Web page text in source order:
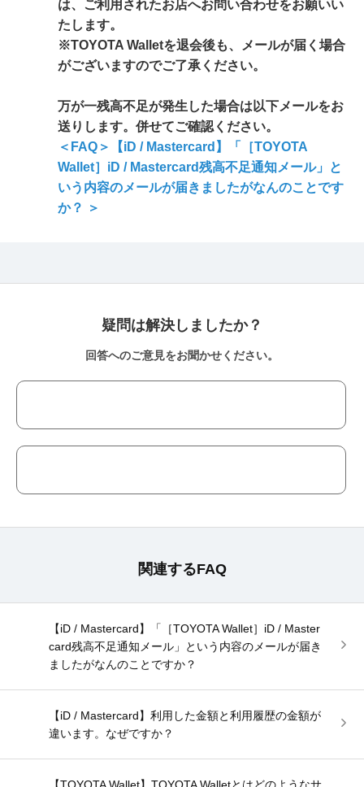
は、ご利用されたお店へお問い合わせをお願いい
たします。
※TOYOTA Walletを退会後も、メールが届く場合
がございますのでご了承ください。
万が一残高不足が発生した場合は以下メールをお
送りします。併せてご確認ください。
＜FAQ＞【iD / Mastercard】「［TOYOTA
Wallet］iD / Mastercard残高不足通知メール」と
いう内容のメールが届きましたがなんのことです
か？ ＞
疑問は解決しましたか？
回答へのご意見をお聞かせください。
関連するFAQ
【iD / Mastercard】「［TOYOTA Wallet］iD / Master
card残高不足通知メール」という内容のメールが届き
ましたがなんのことですか？
【iD / Mastercard】利用した金額と利用履歴の金額が
違います。なぜですか？